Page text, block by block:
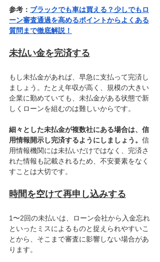
参考： ブラックでも車は買える？少しでもロ
ーン審査通過を高めるポイントからよくある
質問まで徹底解説！
未払い金を完済する
もし未払金があれば、早急に支払って完済し
ましょう。たとえ年収が高く、規模の大きい
企業に勤めていても、未払金がある状態で新
しくローンを組むのは難しいからです。
細々とした未払金が複数社にある場合は、信
用情報開示し完済するようにしましょう。 信
用情報機関には未払いだけではなく、完済さ
れた情報も記載されるため、不安要素をなく
すことは大切です。
時間を空けて再申し込みする
1〜2回の未払いは、ローン会社から入金忘れ
といったミスによるものと捉えられやすいこ
とから、そこまで審査に影響しない場合があ
ります。